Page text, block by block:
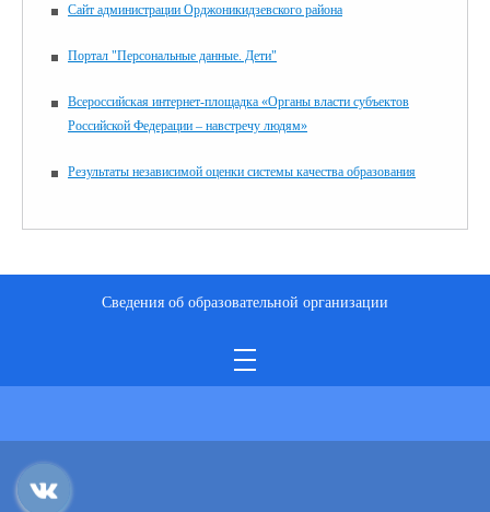
Сайт администрации Орджоникидзевского района
Портал "Персональные данные. Дети"
Всероссийская интернет-площадка «Органы власти субъектов
Российской Федерации – навстречу людям»
Результаты независимой оценки системы качества образования
Сведения об образовательной организации